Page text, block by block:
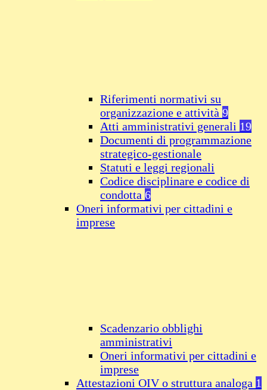
Riferimenti normativi su
organizzazione e attività 9
Atti amministrativi generali 19
Documenti di programmazione
strategico-gestionale
Statuti e leggi regionali
Codice disciplinare e codice di
condotta 6
Oneri informativi per cittadini e
imprese
Scadenzario obblighi
amministrativi
Oneri informativi per cittadini e
imprese
Attestazioni OIV o struttura analoga 1